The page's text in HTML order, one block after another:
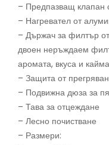
– Предпазващ клапан
– Нагревател от
– Държач за филтър
двоен неръждаем
аромата, вкуса и
– Защита от
– Подвижна дюза за
– Тава за отцеждане
– Лесно почистване
– Размери: